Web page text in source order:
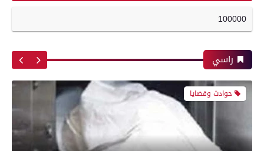
فى الدورى
معرض صور
100000
راسي
العثور على جثة شاب غريق طافية فى مياه بحر
تنهله بمدينة الفيوم
محافظات